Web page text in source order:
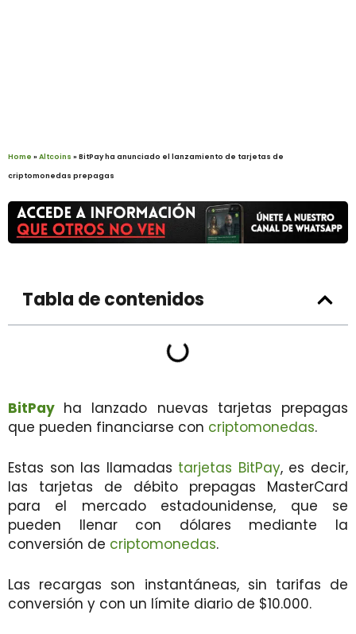
Home »Altcoins »BitPay ha anunciado el lanzamiento de tarjetas de
criptomonedas prepagas
Tabla de contenidos
BitPay ha lanzado nuevas tarjetas prepagas
que pueden financiarse con criptomonedas.
Estas son las llamadas tarjetas BitPay, es decir,
las tarjetas de débito prepagas MasterCard
para el mercado estadounidense, que se
pueden llenar con dólares mediante la
conversión de criptomonedas.
Las recargas son instantáneas, sin tarifas de
conversión y con un límite diario de $10.000.